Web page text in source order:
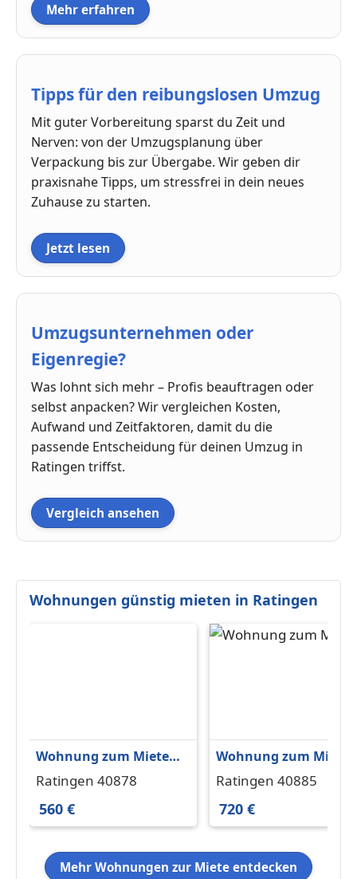
Mehr erfahren
Tipps für den reibungslosen Umzug
Mit guter Vorbereitung sparst du Zeit und
Nerven: von der Umzugsplanung über
Verpackung bis zur Übergabe. Wir geben dir
praxisnahe Tipps, um stressfrei in dein neues
Zuhause zu starten.
Jetzt lesen
Umzugsunternehmen oder
Eigenregie?
Was lohnt sich mehr – Profis beauftragen oder
selbst anpacken? Wir vergleichen Kosten,
Aufwand und Zeitfaktoren, damit du die
passende Entscheidung für deinen Umzug in
Ratingen triffst.
Vergleich ansehen
Wohnungen günstig mieten in Ratingen
Wohnung zum Mieten
in Ratingen 560 € 36 m²
Ratingen 40878
560 €
Wohnung zum Mieten
in Ratingen 720 €
Ratingen 40885
720 €
Mehr Wohnungen zur Miete entdecken